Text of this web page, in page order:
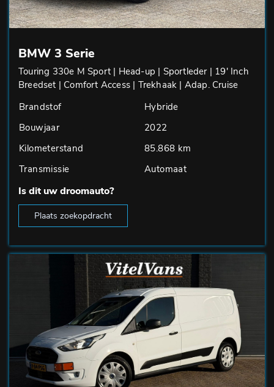
BMW 3 Serie
Touring 330e M Sport | Head-up | Sportleder | 19' Inch
Breedset | Comfort Access | Trekhaak | Adap. Cruise
Brandstof
Hybride
Bouwjaar
2022
Kilometerstand
85.868 km
Transmissie
Automaat
Is dit uw droomauto?
Plaats zoekopdracht